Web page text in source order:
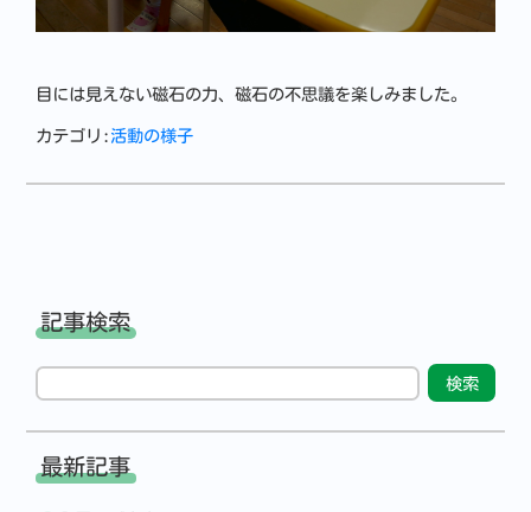
目には見えない磁石の力、磁石の不思議を楽しみました。
カテゴリ: 活動の様子
記事検索
最新記事